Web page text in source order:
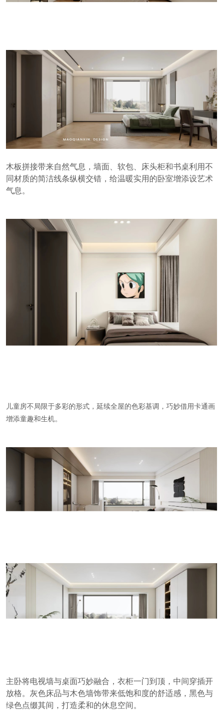
木板拼接带来自然气息，墙面、软包、床头柜和书桌利用不
同材质的简洁线条纵横交错，给温暖实用的卧室增添设艺术
气息。
儿童房不局限于多彩的形式，延续全屋的色彩基调，巧妙借用卡通画
增添童趣和生机。
主卧将电视墙与桌面巧妙融合，衣柜一门到顶，中间穿插开
放格。灰色床品与木色墙饰带来低饱和度的舒适感，黑色与
绿色点缀其间，打造柔和的休息空间。